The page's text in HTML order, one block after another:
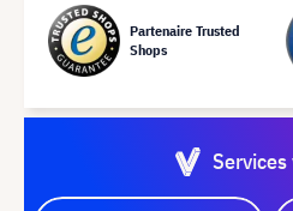
Partenaire Trusted
Shops